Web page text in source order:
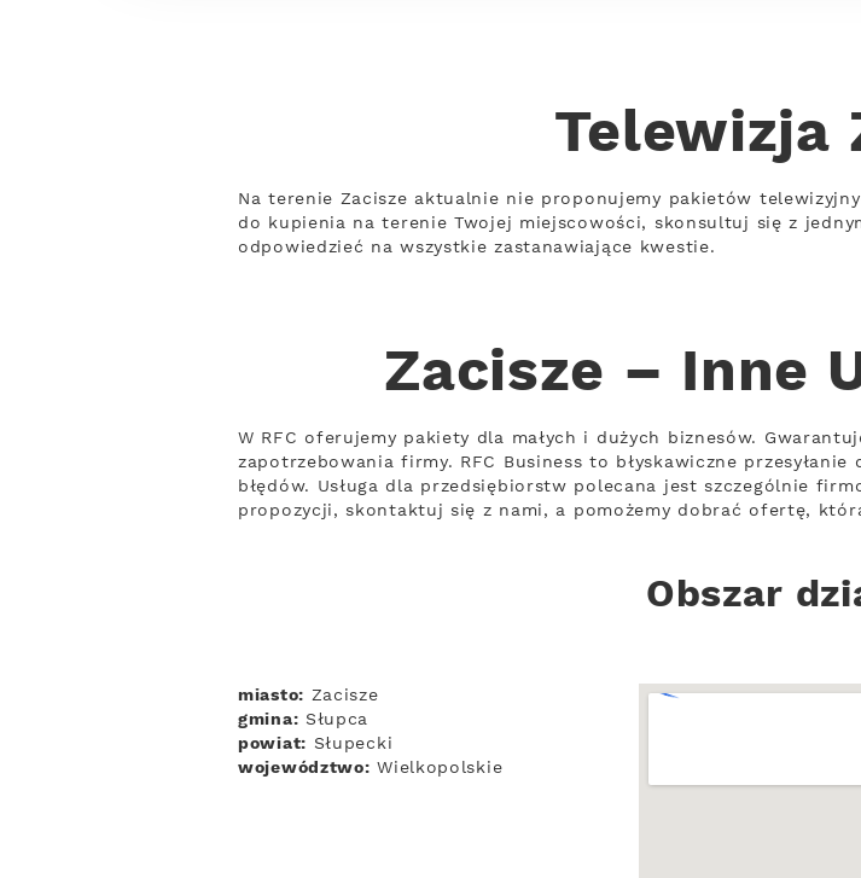
Telewizja
Na terenie Zacisze aktualnie nie proponujemy pakietów
do kupienia na terenie Twojej miejscowości, skonsultuj się z
odpowiedzieć na wszystkie zastanawiające kwestie.
Zacisze – Inne
W RFC oferujemy pakiety dla małych i dużych biznesów.
zapotrzebowania firmy. RFC Business to błyskawiczne
błędów. Usługa dla przedsiębiorstw polecana jest szczególnie
propozycji, skontaktuj się z nami, a pomożemy dobrać ofertę,
Obszar
miasto: Zacisze
gmina: Słupca
powiat: Słupecki
województwo: Wielkopolskie